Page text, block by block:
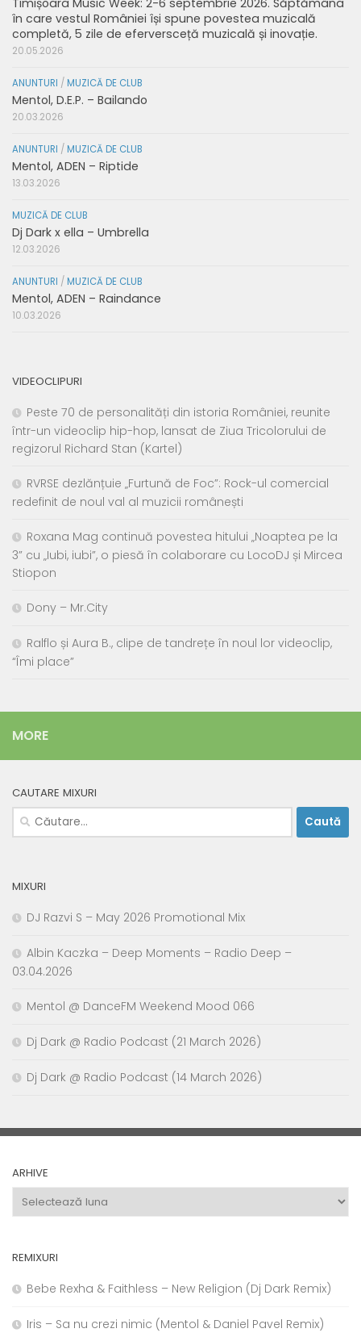
în care vestul României își spune povestea muzicală
completă, 5 zile de eferversceță muzicală și inovație.
20.05.2026
ANUNTURI / MUZICĂ DE CLUB
Mentol, D.E.P. – Bailando
20.03.2026
ANUNTURI / MUZICĂ DE CLUB
Mentol, ADEN – Riptide
13.03.2026
MUZICĂ DE CLUB
Dj Dark x ella – Umbrella
12.03.2026
ANUNTURI / MUZICĂ DE CLUB
Mentol, ADEN – Raindance
10.03.2026
VIDEOCLIPURI
Peste 70 de personalități din istoria României, reunite
într-un videoclip hip-hop, lansat de Ziua Tricolorului de
regizorul Richard Stan (Kartel)
RVRSE dezlănțuie „Furtună de Foc”: Rock-ul comercial
redefinit de noul val al muzicii românești
Roxana Mag continuă povestea hitului „Noaptea pe la
3” cu „Iubi, iubi”, o piesă în colaborare cu LocoDJ și Mircea
Stiopon
Dony – Mr.City
Ralflo și Aura B., clipe de tandrețe în noul lor videoclip,
“Îmi place”
MORE
CAUTARE MIXURI
Caută
după:
MIXURI
DJ Razvi S – May 2026 Promotional Mix
Albin Kaczka – Deep Moments – Radio Deep –
03.04.2026
Mentol @ DanceFM Weekend Mood 066
Dj Dark @ Radio Podcast (21 March 2026)
Dj Dark @ Radio Podcast (14 March 2026)
ARHIVE
Arhive
REMIXURI
Bebe Rexha & Faithless – New Religion (Dj Dark Remix)
Iris – Sa nu crezi nimic (Mentol & Daniel Pavel Remix)